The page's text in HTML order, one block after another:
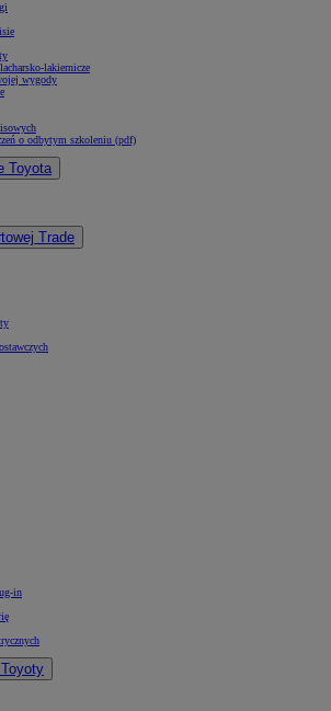
lakiernicze
wygody
o odbytym szkoleniu (pdf)
Toyota
Trade
in